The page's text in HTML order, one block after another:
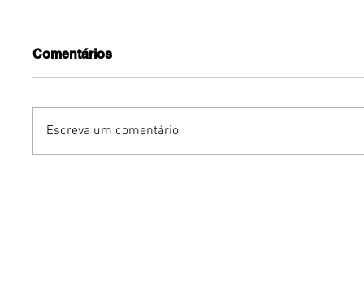
Comentários
Escreva um comentário